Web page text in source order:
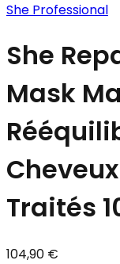
She Professional
She
Mask
Traités
104,90 €